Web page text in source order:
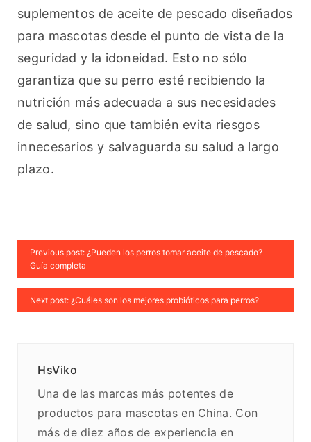
suplementos de aceite de pescado diseñados
para mascotas desde el punto de vista de la
seguridad y la idoneidad. Esto no sólo
garantiza que su perro esté recibiendo la
nutrición más adecuada a sus necesidades
de salud, sino que también evita riesgos
innecesarios y salvaguarda su salud a largo
plazo.
Previous post: ¿Pueden los perros tomar aceite de pescado?
Guía completa
Next post: ¿Cuáles son los mejores probióticos para perros?
HsViko
Una de las marcas más potentes de
productos para mascotas en China. Con
más de diez años de experiencia en